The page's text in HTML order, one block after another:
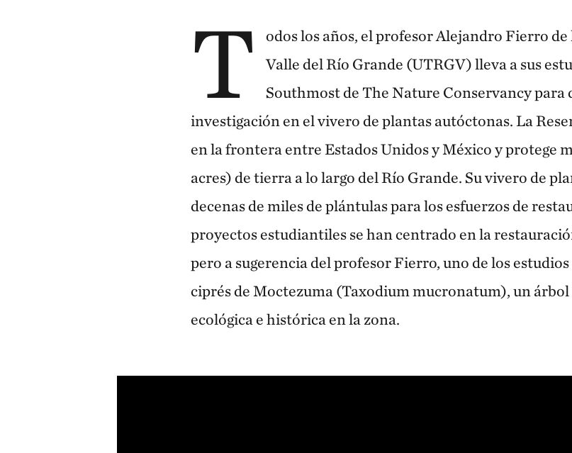
T
odos los años, el profesor Alejandro Fierro
Valle del Río Grande (UTRGV) lleva a sus
Southmost de The Nature Conservancy para
investigación en el vivero de plantas autóctonas. La
en la frontera entre Estados Unidos y México y protege
acres) de tierra a lo largo del Río Grande. Su vivero de
decenas de miles de plántulas para los esfuerzos de
proyectos estudiantiles se han centrado en la
pero a sugerencia del profesor Fierro, uno de los
ciprés de Moctezuma (Taxodium mucronatum), un
ecológica e histórica en la zona.